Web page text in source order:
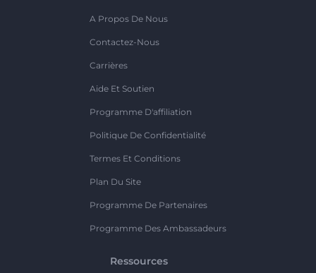
A Propos De Nous
Contactez-Nous
Carrières
Aide Et Soutien
Programme D'affiliation
Politique De Confidentialité
Termes Et Conditions
Plan Du Site
Programme De Partenaires
Programme Des Ambassadeurs
Ressources